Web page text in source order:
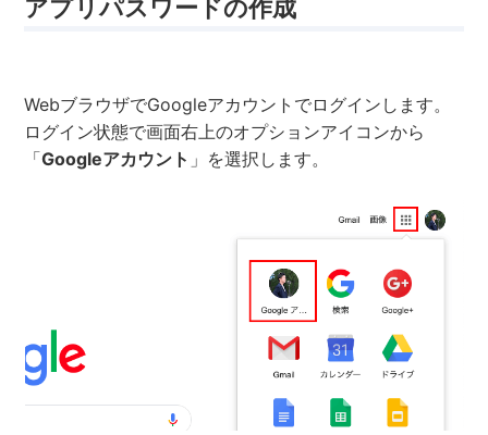
アプリパスワードの作成
WebブラウザでGoogleアカウントでログインします。
ログイン状態で画面右上のオプションアイコンから
「Googleアカウント 」を選択します。